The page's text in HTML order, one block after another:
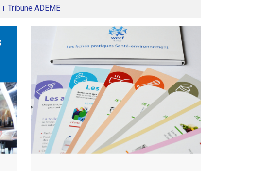
Tribune ADEME